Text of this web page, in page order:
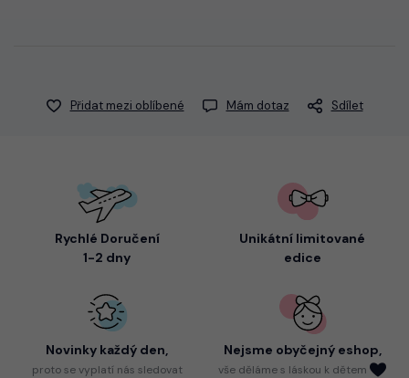
Přidat mezi oblíbené Mám dotaz Sdílet
Rychlé Doručení
1-2 dny
Unikátní limitované
edice
Novinky každý den,
protose vyplatí nás sledovat
Nejsme obyčejný eshop,
vše děláme s láskou k dětem